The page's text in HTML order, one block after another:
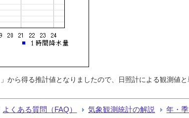
ら得る推計値となりましたので、日照計による観測値と
よくある質問（FAQ） 気象観測統計の解説 年・